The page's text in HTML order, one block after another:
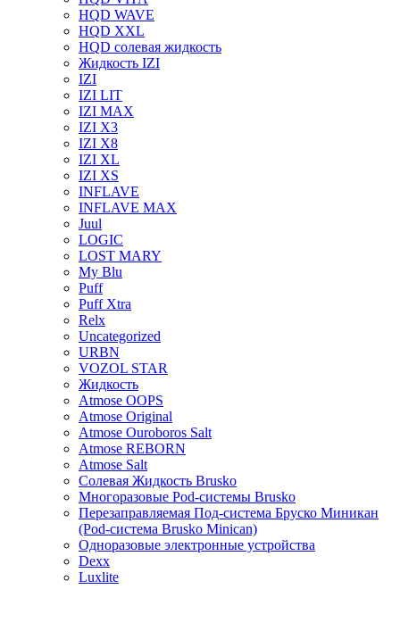
HQD WAVE
HQD XXL
HQD солевая жидкость
Жидкость IZI
IZI
IZI LIT
IZI MAX
IZI X3
IZI X8
IZI XL
IZI XS
INFLAVE
INFLAVE MAX
Juul
LOGIC
LOST MARY
My Blu
Puff
Puff Xtra
Relx
Uncategorized
URBN
VOZOL STAR
Жидкость
Atmose OOPS
Atmose Original
Atmose Ouroboros Salt
Atmose REBORN
Atmose Salt
Солевая Жидкость Brusko
Многоразовые Pod-системы Brusko
Перезаправляемая Под-система Бруско Миникан
(Pod-система Brusko Minican)
Одноразовые электронные устройства
Dexx
Luxlite